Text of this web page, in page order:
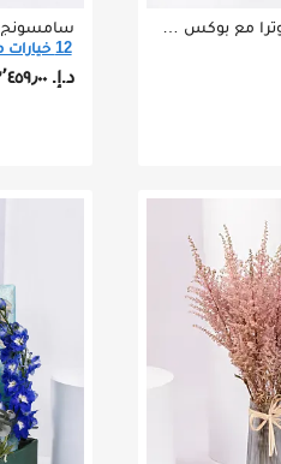
12 خيارات متاحة
د.إ.‏ ٣٬٤٥٩٫٠٠